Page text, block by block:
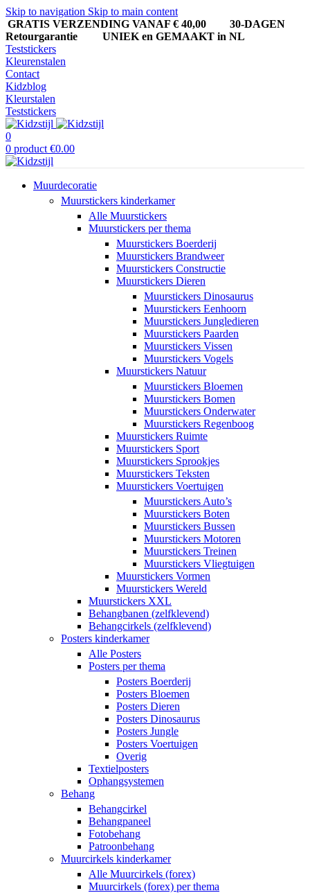
Skip to navigation Skip to main content
GRATIS VERZENDING VANAF € 40,00
30-DAGEN
Retourgarantie UNIEK en GEMAAKT in NL
Teststickers
Kleurenstalen
Contact
Kidzblog
Kleurstalen
Teststickers
0
0 product €0.00
Muurdecoratie
Muurstickers kinderkamer
Alle Muurstickers
Muurstickers per thema
Muurstickers Boerderij
Muurstickers Brandweer
Muurstickers Constructie
Muurstickers Dieren
Muurstickers Dinosaurus
Muurstickers Eenhoorn
Muurstickers Jungledieren
Muurstickers Paarden
Muurstickers Vissen
Muurstickers Vogels
Muurstickers Natuur
Muurstickers Bloemen
Muurstickers Bomen
Muurstickers Onderwater
Muurstickers Regenboog
Muurstickers Ruimte
Muurstickers Sport
Muurstickers Sprookjes
Muurstickers Teksten
Muurstickers Voertuigen
Muurstickers Auto’s
Muurstickers Boten
Muurstickers Bussen
Muurstickers Motoren
Muurstickers Treinen
Muurstickers Vliegtuigen
Muurstickers Vormen
Muurstickers Wereld
Muurstickers XXL
Behangbanen (zelfklevend)
Behangcirkels (zelfklevend)
Posters kinderkamer
Alle Posters
Posters per thema
Posters Boerderij
Posters Bloemen
Posters Dieren
Posters Dinosaurus
Posters Jungle
Posters Voertuigen
Overig
Textielposters
Ophangsystemen
Behang
Behangcirkel
Behangpaneel
Fotobehang
Patroonbehang
Muurcirkels kinderkamer
Alle Muurcirkels (forex)
Muurcirkels (forex) per thema